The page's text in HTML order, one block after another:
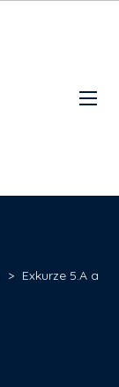
> Exkurze 5.A a